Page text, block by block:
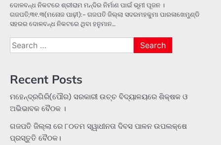
ଦୋଳବନ୍ଧ ନିକଟରେ ଶ୍ରୀରାମ ମନ୍ଦିର ନିର୍ମାଣ ପାଇଁ ଭୂମୀ ପୂଜନ ।
ଗଜପତି,୩୧.୩(ମନୋଜ ପାଢ଼ୀ):- ଗଜପତି ଜିଲ୍ଲା ସଦରମହକୁମା ପାରଳାଖେମୁଣ୍ଡି
ସହରର ଦୋଳବନ୍ଧ ନିକଟରେ ଥିବା ହନୁମାନ…
Search
for:
Recent Posts
ମହେନ୍ଦ୍ରଗିରି(ପୌର) ସରକାରୀ ଉଚ୍ଚ ବିଦ୍ୟାଳୟରେ ଶିକ୍ଷକ ଓ
ଅଭିଭାବକ ବୈଠକ ।
ଗଜପତି ଜିଲ୍ଲା ରେ ୮୦ତମ ସ୍ୱାଧୀନତା ଦିବସ ପାଳନ ଉପଲକ୍ଷେ
ପ୍ରସ୍ତୁତି ବୈଠକ।